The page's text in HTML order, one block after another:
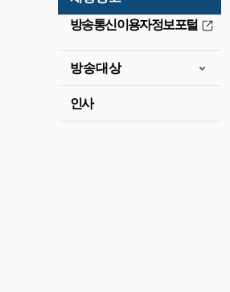
방송통신이용자정보포털
방송대상
인사